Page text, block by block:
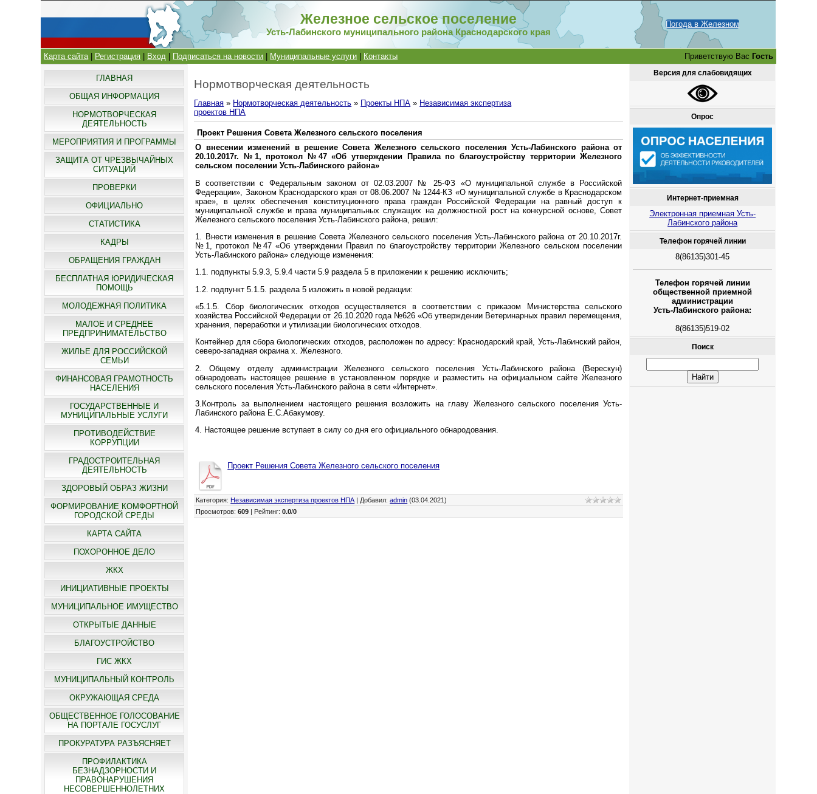
Железное сельское поселение
Усть-Лабинского муниципального района Краснодарского края
Погода в Железном
Карта сайта| Регистрация Вход Подписаться на новости Муниципальные услуги Контакты Приветствую Вас Гость
ГЛАВНАЯ
ОБЩАЯ ИНФОРМАЦИЯ
НОРМОТВОРЧЕСКАЯ
ДЕЯТЕЛЬНОСТЬ
МЕРОПРИЯТИЯ И ПРОГРАММЫ
ЗАЩИТА ОТ ЧРЕЗВЫЧАЙНЫХ
СИТУАЦИЙ
ПРОВЕРКИ
ОФИЦИАЛЬНО
СТАТИСТИКА
КАДРЫ
ОБРАЩЕНИЯ ГРАЖДАН
БЕСПЛАТНАЯ ЮРИДИЧЕСКАЯ
ПОМОЩЬ
МОЛОДЕЖНАЯ ПОЛИТИКА
МАЛОЕ И СРЕДНЕЕ
ПРЕДПРИНИМАТЕЛЬСТВО
ЖИЛЬЕ ДЛЯ РОССИЙСКОЙ
СЕМЬИ
ФИНАНСОВАЯ ГРАМОТНОСТЬ
НАСЕЛЕНИЯ
ГОСУДАРСТВЕННЫЕ И
МУНИЦИПАЛЬНЫЕ УСЛУГИ
ПРОТИВОДЕЙСТВИЕ
КОРРУПЦИИ
ГРАДОСТРОИТЕЛЬНАЯ
ДЕЯТЕЛЬНОСТЬ
ЗДОРОВЫЙ ОБРАЗ ЖИЗНИ
ФОРМИРОВАНИЕ КОМФОРТНОЙ
ГОРОДСКОЙ СРЕДЫ
КАРТА САЙТА
ПОХОРОННОЕ ДЕЛО
ЖКХ
ИНИЦИАТИВНЫЕ ПРОЕКТЫ
МУНИЦИПАЛЬНОЕ ИМУЩЕСТВО
ОТКРЫТЫЕ ДАННЫЕ
БЛАГОУСТРОЙСТВО
ГИС ЖКХ
МУНИЦИПАЛЬНЫЙ КОНТРОЛЬ
ОКРУЖАЮЩАЯ СРЕДА
ОБЩЕСТВЕННОЕ ГОЛОСОВАНИЕ
НА ПОРТАЛЕ ГОСУСЛУГ
ПРОКУРАТУРА РАЗЪЯСНЯЕТ
ПРОФИЛАКТИКА
БЕЗНАДЗОРНОСТИ И
ПРАВОНАРУШЕНИЯ
НЕСОВЕРШЕННОЛЕТНИХ
Нормотворческая деятельность
Главная » Нормотворческая деятельность » Проекты НПА » Независимая экспертиза
проектов НПА
Проект Решения Совета Железного сельского поселения
О внесении изменений в решение Совета Железного сельского поселения Усть-Лабинского района от
20.10.2017г. №1, протокол №47 «Об утверждении Правила по благоустройству территории Железного
сельском поселении Усть-Лабинского района»
В соответствии с Федеральным законом от 02.03.2007 № 25-ФЗ «О муниципальной службе в Российской
Федерации», Законом Краснодарского края от 08.06.2007 № 1244-КЗ «О муниципальной службе в Краснодарском
крае», в целях обеспечения конституционного права граждан Российской Федерации на равный доступ к
муниципальной службе и права муниципальных служащих на должностной рост на конкурсной основе, Совет
Железного сельского поселения Усть-Лабинского района, решил:
1. Внести изменения в решение Совета Железного сельского поселения Усть-Лабинского района от 20.10.2017г.
№1, протокол №47 «Об утверждении Правил по благоустройству территории Железного сельском поселении
Усть-Лабинского района» следующе изменения:
1.1. подпункты 5.9.3, 5.9.4 части 5.9 раздела 5 в приложении к решению исключить;
1.2. подпункт 5.1.5. раздела 5 изложить в новой редакции:
«5.1.5. Сбор биологических отходов осуществляется в соответствии с приказом Министерства сельского
хозяйства Российской Федерации от 26.10.2020 года №626 «Об утверждении Ветеринарных правил перемещения,
хранения, переработки и утилизации биологических отходов.
Контейнер для сбора биологических отходов, расположен по адресу: Краснодарский край, Усть-Лабинский район,
северо-западная окраина х. Железного.
2. Общему отделу администрации Железного сельского поселения Усть-Лабинского района (Верескун)
обнародовать настоящее решение в установленном порядке и разместить на официальном сайте Железного
сельского поселения Усть-Лабинского района в сети «Интернет».
3.Контроль за выполнением настоящего решения возложить на главу Железного сельского поселения Усть-
Лабинского района Е.С.Абакумову.
4. Настоящее решение вступает в силу со дня его официального обнародования.
Проект Решения Совета Железного сельского поселения
Категория: Независимая экспертиза проектов НПА Добавил:admin (03.04.2021)
Просмотров:609 Рейтинг:0.0/0
Версия для слабовидящих
Опрос
Интернет-приемная
Электронная приемная Усть-
Лабинского района
Телефон горячей линии
8(86135)301-45
Телефон горячей линии
общественной приемной
администрации
Усть-Лабинского района:
8(86135)519-02
Поиск